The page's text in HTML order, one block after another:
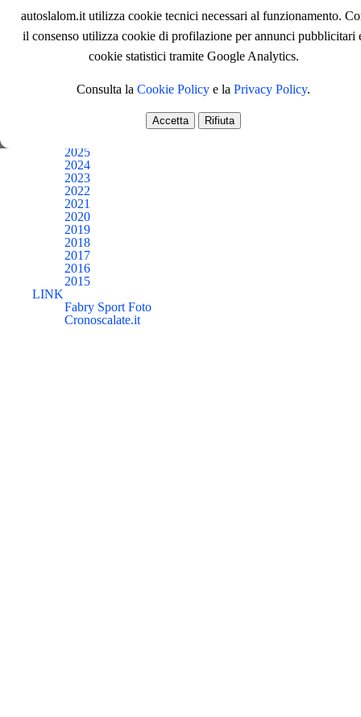
autoslalom.it utilizza cookie tecnici necessari al funzionamento.
il consenso utilizza cookie di profilazione per annunci pubblicitari
cookie statistici tramite Google Analytics.
Consulta la Cookie Policy e la Privacy Policy.
Accetta Rifiuta
Coppa Zona 1
Coppa Zona 2
Coppa Zona 3
Coppa Zona 5
2025
2024
2023
2022
2021
2020
2019
2018
2017
2016
2015
LINK
Fabry Sport Foto
Cronoscalate.it